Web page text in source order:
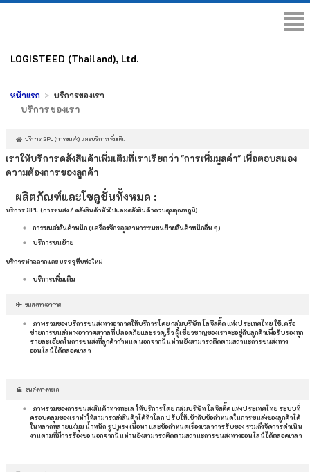
LOGISTEED (Thailand), Ltd.
หน้าแรก บริการของเรา
บริการของเรา
บริการ 3PL (การขนส่ง) และบริการเพิ่มเติม
เราให้บริการคลังสินค้าเพิ่มเติมที่เราเรียกว่า "การเพิ่มมูลค่า" เพื่อตอบสนอง
ความต้องการของลูกค้า
ผลิตภัณฑ์และโซลูชั่นทั้งหมด :
บริการ 3PL (การขนส่ง / คลังสินค้าทั่วไปและคลังสินค้าควบคุมอุณหภูมิ)
การขนส่งสินค้าหนัก (เครื่องจักรอุตสาหกรรมขนย้ายสินค้าหนักอื่น ๆ)
บริการขนย้าย
บริการทำฉลากและบรรจุหีบห่อใหม่
บริการเพิ่มเติม
ขนส่งทางอากาศ
ภาพรวมของบริการขนส่งทางอากาศให้บริการโดย กลุ่มบริษัท โลจิสตี๊ด แห่งประเทศไทย ใช้เครือ
ข่ายการขนส่งทางอากาศสากลที่ปลอดภัยและรวดเร็ว ผู้เชี่ยวชาญของเราจะอยู่กับลูกค้าเพื่อรับรองทุก
รายละเอียดในการขนส่งที่ลูกค้ากำหนด นอกจากนั้นท่านยังสามารถติดตามสถานะการขนส่งทาง
ออนไลน์ได้ตลอดเวลา
ขนส่งทางทะเล
ภาพรวมของการขนส่งสินค้าทางทะเล ให้บริการโดย กลุ่มบริษัท โลจิสตี๊ด แห่งประเทศไทย ระบบที่
ครอบคลุมของเราทำให้สามารถส่งสินค้าได้ทั่วโลก ปรับให้เข้ากับข้อกำหนดในการขนส่งของลูกค้าได้
ในหลากหลายแง่มุม น้ำหนัก รูปทรง เนื้อหา และข้อกำหนดเรื่องเวลาการรับของ รวมถึงจัดการดำเนิน
งานตามที่มีการร้องขอ นอกจากนั้นท่านยังสามารถติดตามสถานะการขนส่งทางออนไลน์ได้ตลอดเวลา